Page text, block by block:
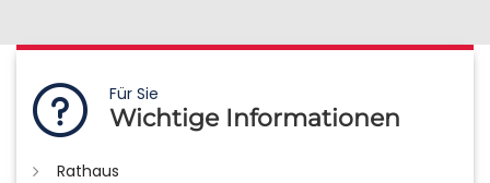
Für Sie
Wichtige Informationen
Rathaus